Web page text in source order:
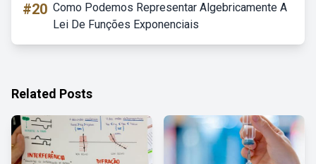
#20 Como Podemos Representar Algebricamente A
Lei De Funções Exponenciais
Related Posts